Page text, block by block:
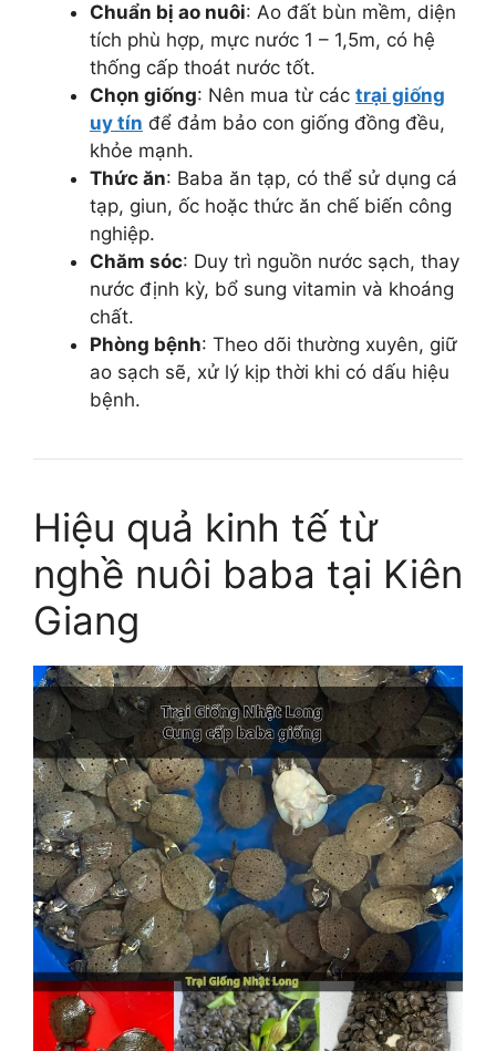
Chuẩn bị ao nuôi: Ao đất bùn mềm, diện
tích phù hợp, mực nước 1 – 1,5m, có hệ
thống cấp thoát nước tốt.
Chọn giống: Nên mua từ các trại giống
uy tín để đảm bảo con giống đồng đều,
khỏe mạnh.
Thức ăn: Baba ăn tạp, có thể sử dụng cá
tạp, giun, ốc hoặc thức ăn chế biến công
nghiệp.
Chăm sóc: Duy trì nguồn nước sạch, thay
nước định kỳ, bổ sung vitamin và khoáng
chất.
Phòng bệnh: Theo dõi thường xuyên, giữ
ao sạch sẽ, xử lý kịp thời khi có dấu hiệu
bệnh.
Hiệu quả kinh tế từ
nghề nuôi baba tại Kiên
Giang